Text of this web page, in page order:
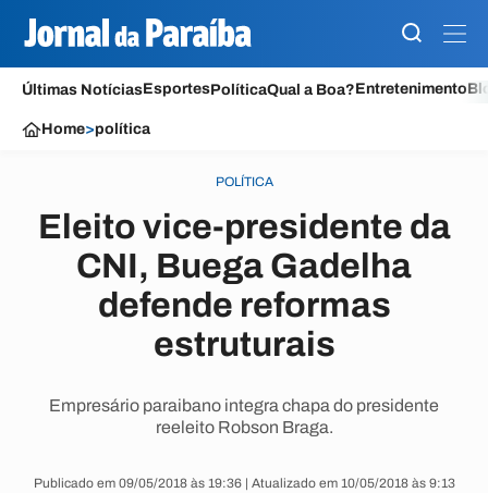
Últimas NotíciasEsportesPolíticaQual a Boa?Entretenimento
Home>política
POLÍTICA
Eleito vice-presidente da
CNI, Buega Gadelha
defende reformas
estruturais
Empresário paraibano integra chapa do presidente
reeleito Robson Braga.
Publicado em 09/05/2018 às 19:36 | Atualizado em 10/05/2018 às 9:13